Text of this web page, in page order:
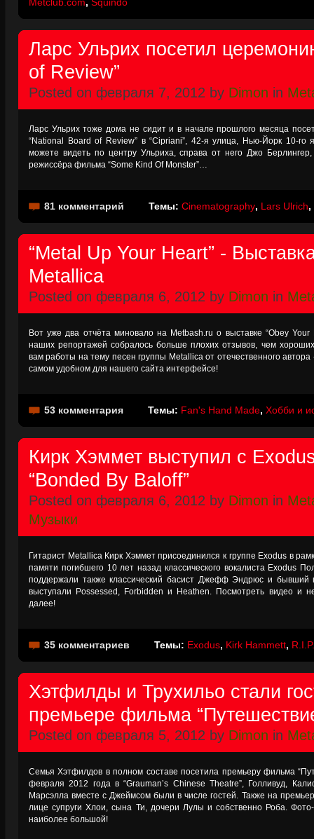
Ларс Ульрих посетил
of Review”
Posted on февраля 7, 2012 by Dimon in
Ларс Ульрих тоже дома не сидит и в начале прошлого месяца
“National Board of Review” в “Cipriani”, 42-я улица, Нью-Йорк 10-
можете видеть по центру Ульриха, справа от него Джо
режиссёра фильма “Some Kind Of Monster”…
81 комментарий Темы: Cinematography, Lars Ulrich,
“Metal Up Your Heart” -
Metallica
Posted on февраля 6, 2012 by Dimon in
Вот уже два отчёта миновало на Metbash.ru о выставке “Obey
наших репортажей собралось больше плохих отзывов, чем
вам работы на тему песен группы Metallica от отечественного
самом удобном для нашего сайта интерфейсе!
53 комментария Темы: Fan's Hand Made, Хобби и
Кирк Хэммет выступил с
“Bonded By Baloff”
Posted on февраля 6, 2012 by Dimon in
Музыки
Гитарист Metallica Кирк Хэммет присоединился к группе Exodus в
памяти погибшего 10 лет назад классического вокалиста Exodus
поддержали также классический басист Джефф Эндрюс и бывший
выступали Possessed, Forbidden и Heathen. Посмотреть видео и
далее!
35 комментариев Темы: Exodus, Kirk Hammett, R.I.P.
Хэтфилды и Трухильо стали
премьере фильма
Posted on февраля 5, 2012 by Dimon in
Семья Хэтфилдов в полном составе посетила премьеру фильма
февраля 2012 года в “Grauman’s Chinese Theatre”, Голливуд,
Марсэлла вместе с Джеймсом были в числе гостей. Также на
лице супруги Хлои, сына Ти, дочери Лулы и собственно Роба.
наиболее большой!